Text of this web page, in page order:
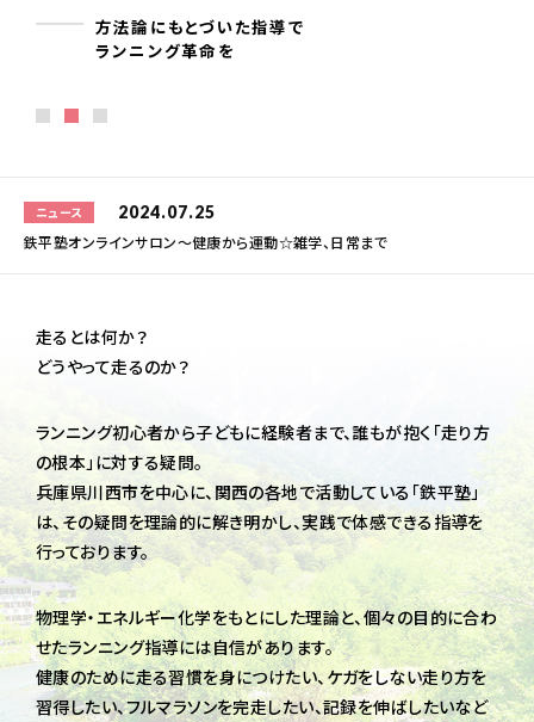
方法論にもとづいた指導で
ランニング革命を
ニュース
2024.07.25
鉄平塾オンラインサロン～健康から運動☆雑学、日常まで
走るとは何か？
どうやって走るのか？
ランニング初心者から子どもに経験者まで、誰もが抱く「走り方
の根本」に対する疑問。
兵庫県川西市を中心に、関西の各地で活動している「鉄平塾」
は、その疑問を理論的に解き明かし、実践で体感できる指導を
行っております。
物理学・エネルギー化学をもとにした理論と、個々の目的に合わ
せたランニング指導には自信があります。
健康のために走る習慣を身につけたい、ケガをしない走り方を
習得したい、フルマラソンを完走したい、記録を伸ばしたいなど